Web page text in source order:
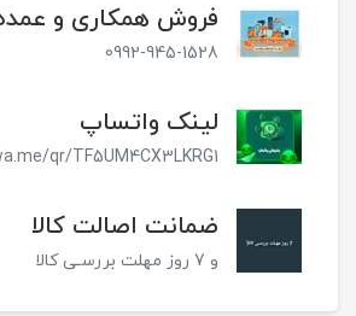
فروش همکاری و
0992-945-1528
لینک واتساپ
qr/TF5UM4CX3LKRG1
ضمانت اصالت کالا
و 7 روز مهلت بررسـی کالا